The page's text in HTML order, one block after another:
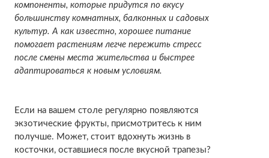
компоненты, которые придутся по вкусу
большинству комнатных, балконных и садовых
культур. А как известно, хорошее питание
помогает растениям легче пережить стресс
после смены места жительства и быстрее
адаптироваться к новым условиям.
Если на вашем столе регулярно появляются
экзотические фрукты, присмотритесь к ним
получше. Может, стоит вдохнуть жизнь в
косточки, оставшиеся после вкусной трапезы?